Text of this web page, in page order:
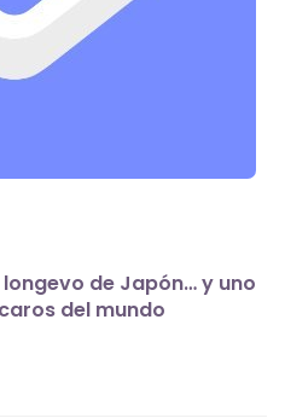
longevo de Japón… y uno
del mundo